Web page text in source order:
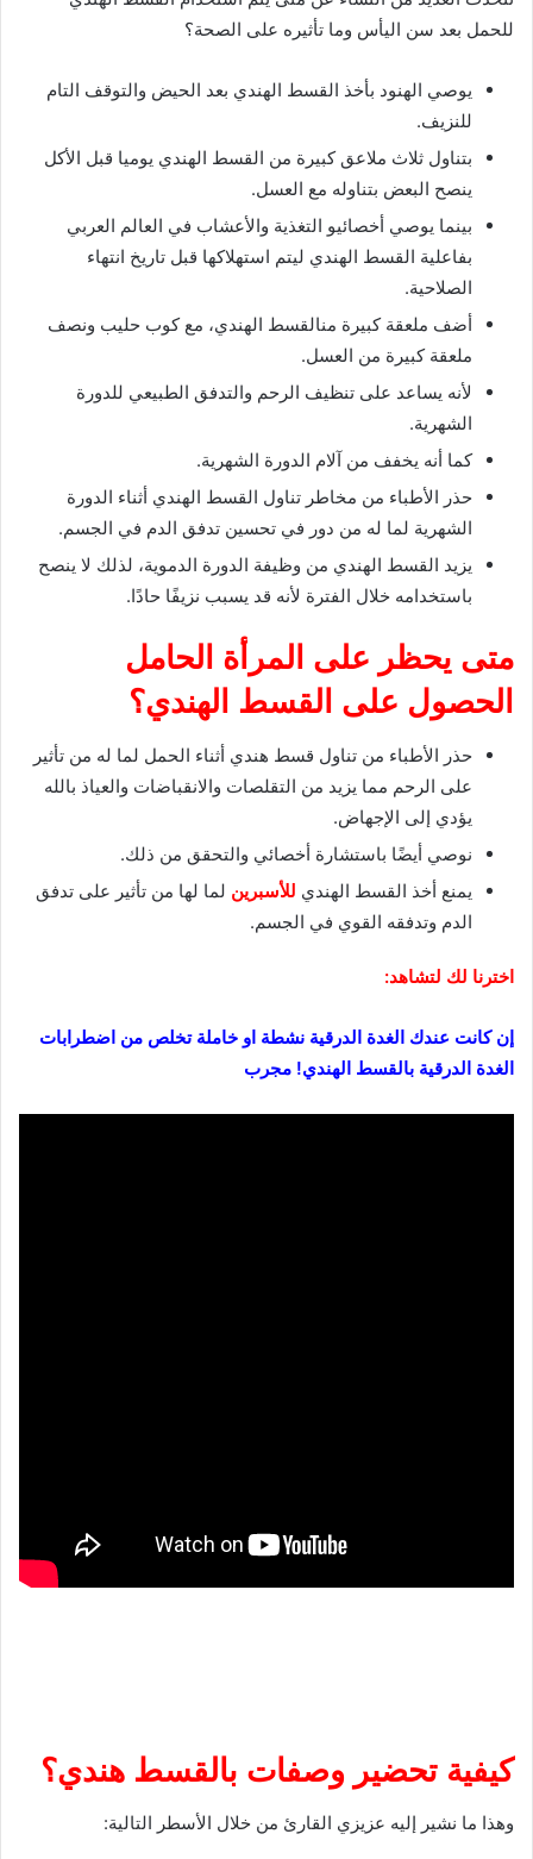
للحمل بعد سن اليأس وما تأثيره على الصحة؟
يوصي الهنود بأخذ القسط الهندي بعد الحيض والتوقف التام
للنزيف.
بتناول ثلاث ملاعق كبيرة من القسط الهندي يوميا قبل الأكل
ينصح البعض بتناوله مع العسل.
بينما يوصي أخصائيو التغذية والأعشاب في العالم العربي
بفاعلية القسط الهندي ليتم استهلاكها قبل تاريخ انتهاء
الصلاحية.
أضف ملعقة كبيرة منالقسط الهندي، مع كوب حليب ونصف
ملعقة كبيرة من العسل.
لأنه يساعد على تنظيف الرحم والتدفق الطبيعي للدورة
الشهرية.
كما أنه يخفف من آلام الدورة الشهرية.
حذر الأطباء من مخاطر تناول القسط الهندي أثناء الدورة
الشهرية لما له من دور في تحسين تدفق الدم في الجسم.
يزيد القسط الهندي من وظيفة الدورة الدموية، لذلك لا ينصح
باستخدامه خلال الفترة لأنه قد يسبب نزيفًا حادًا.
متى يحظر على المرأة الحامل
الحصول على القسط الهندي؟
حذر الأطباء من تناول قسط هندي أثناء الحمل لما له من تأثير
على الرحم مما يزيد من التقلصات والانقباضات والعياذ بالله
يؤدي إلى الإجهاض.
نوصي أيضًا باستشارة أخصائي والتحقق من ذلك.
يمنع أخذ القسط الهندي للأسبرين لما لها من تأثير على تدفق
الدم وتدفقه القوي في الجسم.
اخترنا لك لتشاهد:
إن كانت عندك الغدة الدرقية نشطة او خاملة تخلص من اضطرابات
الغدة الدرقية بالقسط الهندي! مجرب
كيفية تحضير وصفات بالقسط هندي؟
وهذا ما نشير إليه عزيزي القارئ من خلال الأسطر التالية: